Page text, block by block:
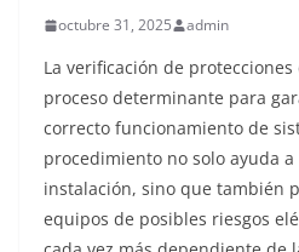
octubre 31, 2025 admin
La verificación de
proceso determinante para
correcto funcionamiento de
procedimiento no solo ayuda
instalación, sino que también
equipos de posibles riesgos